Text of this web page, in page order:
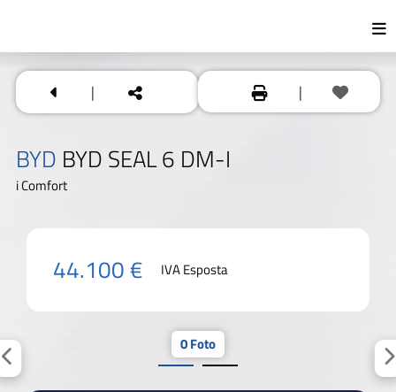
| |
BYD BYD SEAL 6 DM-I
i Comfort
44.100 € IVA Esposta
0 Foto